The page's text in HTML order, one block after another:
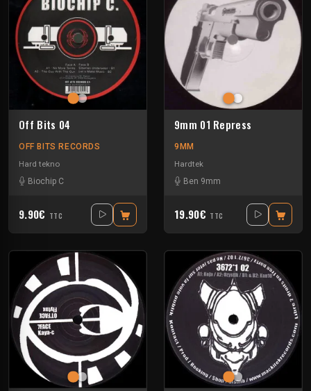
Off Bits 04
OFF BITS RECORDS
Hard tekno
Biochip C
9.90€ TTC
9mm 01 Repress
9MM
Hardtek
Ben 9mm
19.90€ TTC